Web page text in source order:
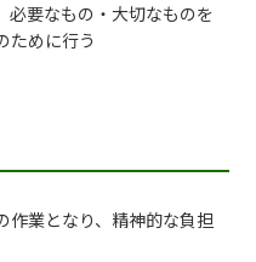
必要なもの・大切なものを
ために行う
作業となり、精神的な負担